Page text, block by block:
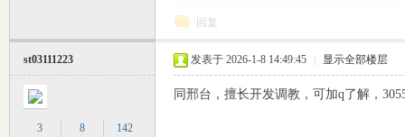
回复
st03111223
3
8
142
发表于 2026-1-8 14:49:45 显示全部楼层
同邢台，擅长开发调教，可加q了解，